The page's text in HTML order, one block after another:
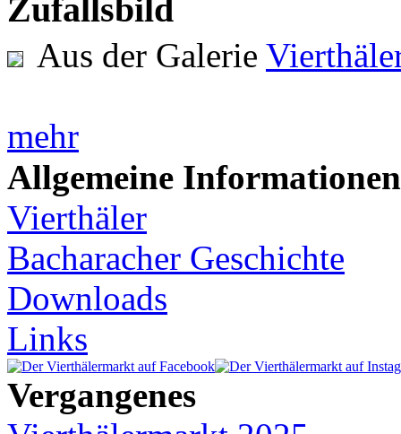
Zufallsbild
Aus der Galerie
mehr
Allgemeine Informationen
Vierthäler
Bacharacher Geschichte
Downloads
Links
Vergangenes